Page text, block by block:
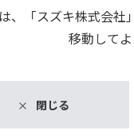
、「スズキ株式会社
移動して
閉じる